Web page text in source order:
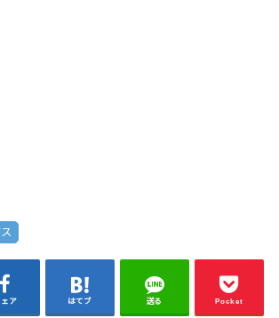
ェア はてブ 送る Pocket